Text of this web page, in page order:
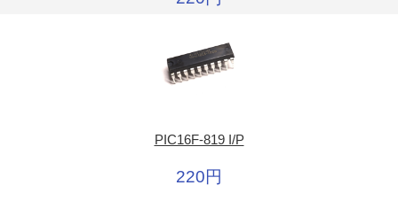
PIC16F-819 I/P
220円